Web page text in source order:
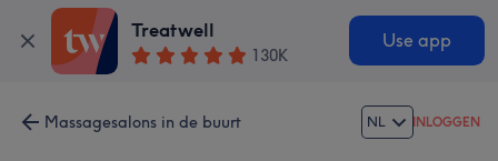
Treatwell
130K
Use app
Massagesalons in de buurt NL INLOGGEN